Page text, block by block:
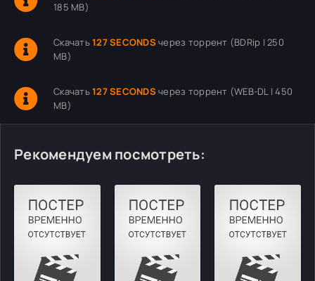
185 MB)
Скачать127 SECONDS через торрент (BDRip | 250
MB)
Скачать127 SECONDS через торрент (WEB-DL | 450
MB)
Рекомендуем посмотреть: